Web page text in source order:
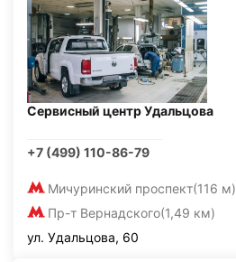
Сервисный центр Удальцова
+7 (499) 110-86-79
Мичуринский проспект(116 м)
Пр-т Вернадского(1,49 км)
ул. Удальцова, 60